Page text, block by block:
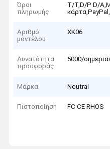
Όροι
πληρωμής
T/T,D/P D/
Αριθμό
μοντέλου
XK06
Δυνατότητα
προσφοράς
5000/
Μάρκα Neutral
Πιστοποίηση FC CE RHOS